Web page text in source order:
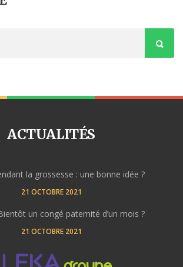
ACTUALITÉS
la grossesse : une bonne idée ?
21 OCTOBRE 2021
un congé paternité d’un mois ?
21 OCTOBRE 2021